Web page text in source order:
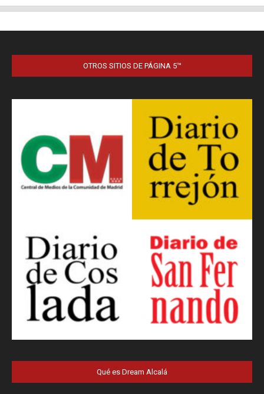
OTROS SITIOS DE PÁGINA 5™
Qué es Dream Alcalá